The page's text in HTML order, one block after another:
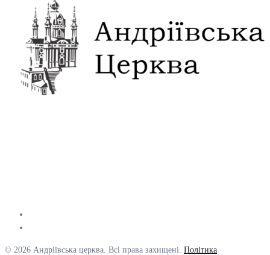
© 2026 Андріївська церква. Всі права захищені. Політика